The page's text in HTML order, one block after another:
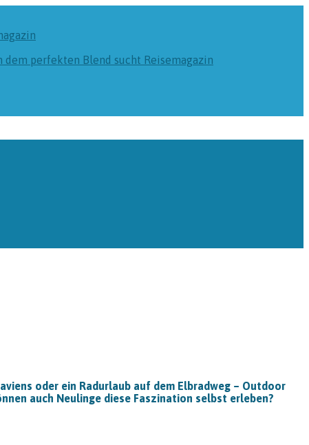
dem perfekten Blend sucht Reisemagazin
oder ein Radurlaub auf dem Elbradweg – Outdoor
auch Neulinge diese Faszination selbst erleben?